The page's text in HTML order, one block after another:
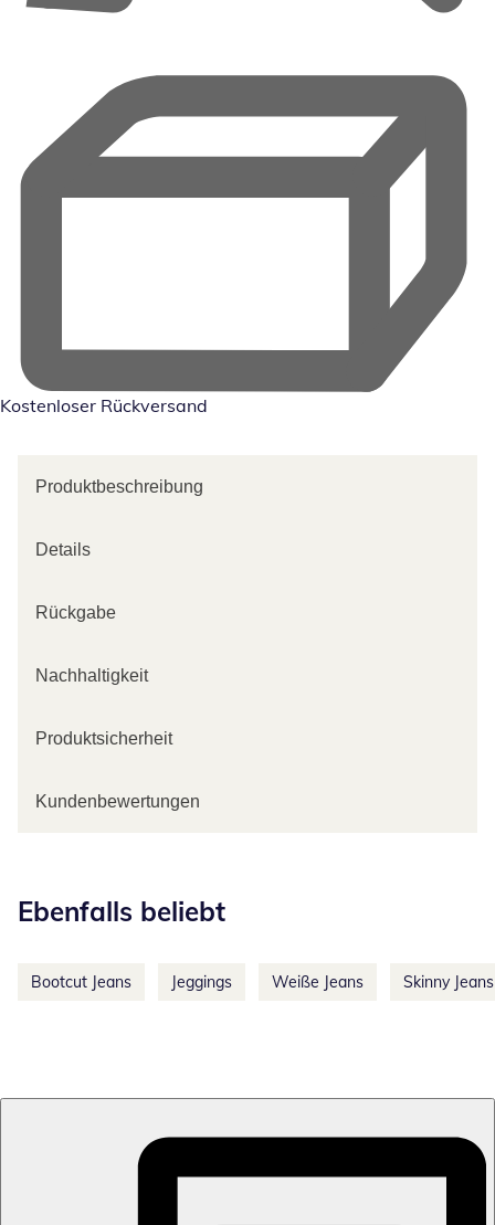
Kostenloser Rückversand
Produktbeschreibung
Details
Rückgabe
Nachhaltigkeit
Produktsicherheit
Kundenbewertungen
Ebenfalls beliebt
Bootcut Jeans Jeggings Weiße Jeans Skinny Jeans